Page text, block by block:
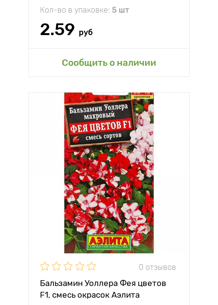
Кол-во в упаковке: 5 шт
2.59 руб
Сообщить о наличии
0 отзывов
Бальзамин Уоллера Фея цветов
F1, смесь окрасок Аэлита